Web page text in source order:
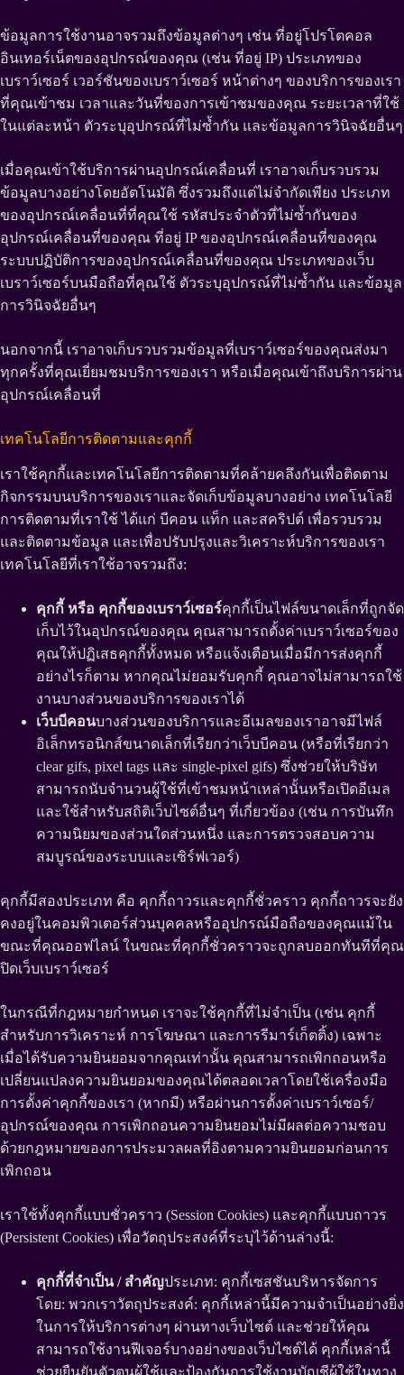
ข้อมูลการใช้งานอาจรวมถึงข้อมูลต่างๆ เช่น ที่อยู่โปรโตคอล
อินเทอร์เน็ตของอุปกรณ์ของคุณ (เช่น ที่อยู่ IP) ประเภทของ
เบราว์เซอร์ เวอร์ชันของเบราว์เซอร์ หน้าต่างๆ ของบริการของเรา
ที่คุณเข้าชม เวลาและวันที่ของการเข้าชมของคุณ ระยะเวลาที่ใช้
ในแต่ละหน้า ตัวระบุอุปกรณ์ที่ไม่ซ้ำกัน และข้อมูลการวินิจฉัยอื่นๆ
เมื่อคุณเข้าใช้บริการผ่านอุปกรณ์เคลื่อนที่ เราอาจเก็บรวบรวม
ข้อมูลบางอย่างโดยอัตโนมัติ ซึ่งรวมถึงแต่ไม่จำกัดเพียง ประเภท
ของอุปกรณ์เคลื่อนที่ที่คุณใช้ รหัสประจำตัวที่ไม่ซ้ำกันของ
อุปกรณ์เคลื่อนที่ของคุณ ที่อยู่ IP ของอุปกรณ์เคลื่อนที่ของคุณ
ระบบปฏิบัติการของอุปกรณ์เคลื่อนที่ของคุณ ประเภทของเว็บ
เบราว์เซอร์บนมือถือที่คุณใช้ ตัวระบุอุปกรณ์ที่ไม่ซ้ำกัน และข้อมูล
การวินิจฉัยอื่นๆ
นอกจากนี้ เราอาจเก็บรวบรวมข้อมูลที่เบราว์เซอร์ของคุณส่งมา
ทุกครั้งที่คุณเยี่ยมชมบริการของเรา หรือเมื่อคุณเข้าถึงบริการผ่าน
อุปกรณ์เคลื่อนที่
เทคโนโลยีการติดตามและคุกกี้
เราใช้คุกกี้และเทคโนโลยีการติดตามที่คล้ายคลึงกันเพื่อติดตาม
กิจกรรมบนบริการของเราและจัดเก็บข้อมูลบางอย่าง เทคโนโลยี
การติดตามที่เราใช้ ได้แก่ บีคอน แท็ก และสคริปต์ เพื่อรวบรวม
และติดตามข้อมูล และเพื่อปรับปรุงและวิเคราะห์บริการของเรา
เทคโนโลยีที่เราใช้อาจรวมถึง:
คุกกี้ หรือ คุกกี้ของเบราว์เซอร์คุกกี้เป็นไฟล์ขนาดเล็กที่ถูกจัด
เก็บไว้ในอุปกรณ์ของคุณ คุณสามารถตั้งค่าเบราว์เซอร์ของ
คุณให้ปฏิเสธคุกกี้ทั้งหมด หรือแจ้งเตือนเมื่อมีการส่งคุกกี้
อย่างไรก็ตาม หากคุณไม่ยอมรับคุกกี้ คุณอาจไม่สามารถใช้
งานบางส่วนของบริการของเราได้
เว็บบีคอนบางส่วนของบริการและอีเมลของเราอาจมีไฟล์
อิเล็กทรอนิกส์ขนาดเล็กที่เรียกว่าเว็บบีคอน (หรือที่เรียกว่า
clear gifs, pixel tags และ single-pixel gifs) ซึ่งช่วยให้บริษัท
สามารถนับจำนวนผู้ใช้ที่เข้าชมหน้าเหล่านั้นหรือเปิดอีเมล
และใช้สำหรับสถิติเว็บไซต์อื่นๆ ที่เกี่ยวข้อง (เช่น การบันทึก
ความนิยมของส่วนใดส่วนหนึ่ง และการตรวจสอบความ
สมบูรณ์ของระบบและเซิร์ฟเวอร์)
คุกกี้มีสองประเภท คือ คุกกี้ถาวรและคุกกี้ชั่วคราว คุกกี้ถาวรจะยัง
คงอยู่ในคอมพิวเตอร์ส่วนบุคคลหรืออุปกรณ์มือถือของคุณแม้ใน
ขณะที่คุณออฟไลน์ ในขณะที่คุกกี้ชั่วคราวจะถูกลบออกทันทีที่คุณ
ปิดเว็บเบราว์เซอร์
ในกรณีที่กฎหมายกำหนด เราจะใช้คุกกี้ที่ไม่จำเป็น (เช่น คุกกี้
สำหรับการวิเคราะห์ การโฆษณา และการรีมาร์เก็ตติ้ง) เฉพาะ
เมื่อได้รับความยินยอมจากคุณเท่านั้น คุณสามารถเพิกถอนหรือ
เปลี่ยนแปลงความยินยอมของคุณได้ตลอดเวลาโดยใช้เครื่องมือ
การตั้งค่าคุกกี้ของเรา (หากมี) หรือผ่านการตั้งค่าเบราว์เซอร์/
อุปกรณ์ของคุณ การเพิกถอนความยินยอมไม่มีผลต่อความชอบ
ด้วยกฎหมายของการประมวลผลที่อิงตามความยินยอมก่อนการ
เพิกถอน
เราใช้ทั้งคุกกี้แบบชั่วคราว (Session Cookies) และคุกกี้แบบถาวร
(Persistent Cookies) เพื่อวัตถุประสงค์ที่ระบุไว้ด้านล่างนี้:
คุกกี้ที่จำเป็น / สำคัญประเภท: คุกกี้เซสชันบริหารจัดการ
โดย: พวกเราวัตถุประสงค์: คุกกี้เหล่านี้มีความจำเป็นอย่างยิ่ง
ในการให้บริการต่างๆ ผ่านทางเว็บไซต์ และช่วยให้คุณ
สามารถใช้งานฟีเจอร์บางอย่างของเว็บไซต์ได้ คุกกี้เหล่านี้